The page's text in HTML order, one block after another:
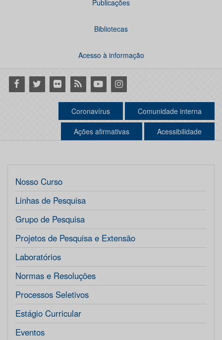
Publicações
Bibliotecas
Acesso à informação
Facebook
Twitter Flickr RSS YoutubeInstagram
Coronavírus Comunidade interna
Ações afirmativas Acessibilidade
Nosso Curso
Linhas de Pesquisa
Grupo de Pesquisa
Projetos de Pesquisa e Extensão
Laboratórios
Normas e Resoluções
Processos Seletivos
Estágio Curricular
Eventos